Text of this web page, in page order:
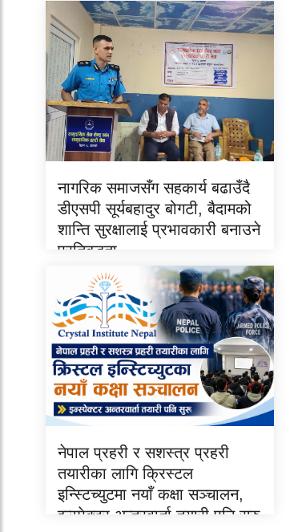
नागरिक समाजसँग सहकार्य बढाउँदै
डीएसपी सूर्यबहादुर बोगटी, बैदामको
शान्ति सुरक्षालाई प्रभावकारी बनाउने
प्रतिबद्धता
नेपाल प्रहरी र सशस्त्र प्रहरी
तयारीका लागि क्रिस्टल
इन्स्टिच्युटमा नयाँ कक्षा सञ्चालन,
इन्स्पेक्टर अन्तरवार्ता तयारी पनि सुरु